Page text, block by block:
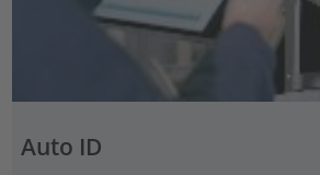
Auto ID